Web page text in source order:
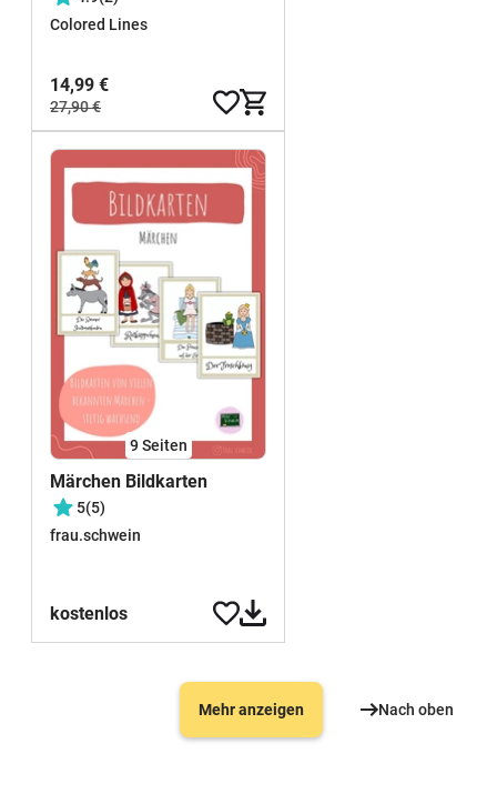
Colored Lines
14,99 €
27,90 €
9Seiten
Märchen Bildkarten
5(5)
frau.schwein
kostenlos
Mehr anzeigen Nach oben